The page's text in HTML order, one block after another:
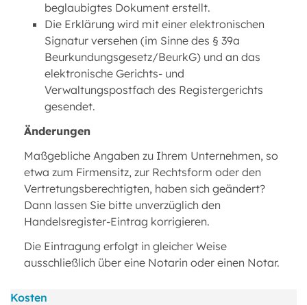
beglaubigtes Dokument erstellt.
Die Erklärung wird mit einer elektronischen
Signatur versehen (im Sinne des § 39a
Beurkundungsgesetz/BeurkG) und an das
elektronische Gerichts- und
Verwaltungspostfach des Registergerichts
gesendet.
Änderungen
Maßgebliche Angaben zu Ihrem Unternehmen, so
etwa zum Firmensitz, zur Rechtsform oder den
Vertretungsberechtigten, haben sich geändert?
Dann lassen Sie bitte unverzüglich den
Handelsregister-Eintrag korrigieren.
Die Eintragung erfolgt in gleicher Weise
ausschließlich über eine Notarin oder einen Notar.
Kosten